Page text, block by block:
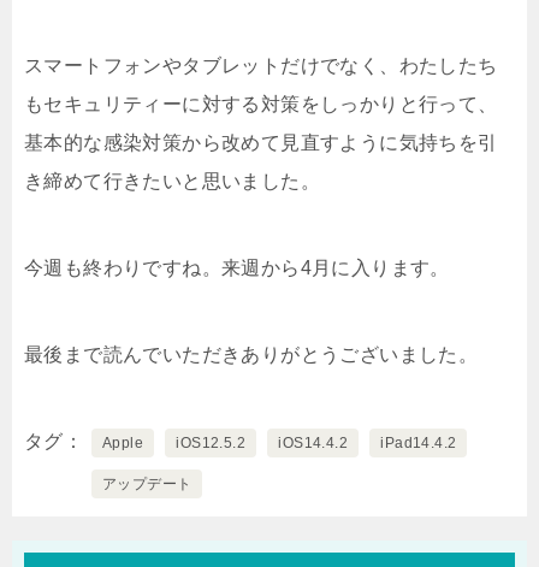
スマートフォンやタブレットだけでなく、わたしたち
もセキュリティーに対する対策をしっかりと行って、
基本的な感染対策から改めて見直すように気持ちを引
き締めて行きたいと思いました。
今週も終わりですね。来週から4月に入ります。
最後まで読んでいただきありがとうございました。
タグ Apple iOS12.5.2 iOS14.4.2 iPad14.4.2
アップデート